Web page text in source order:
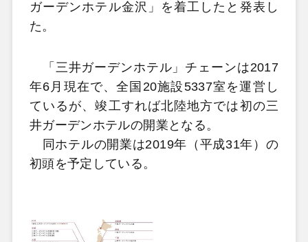
ガーデンホテル金沢」を着工したと発表し
た。
「三井ガーデンホテル」チェーンは2017
年6月現在で、全国20施設5337室を運営し
ているが、竣工すれば北陸地方では初の三
井ガーデンホテルの開業となる。
同ホテルの開業は2019年（平成31年）の
初頭を予定している。